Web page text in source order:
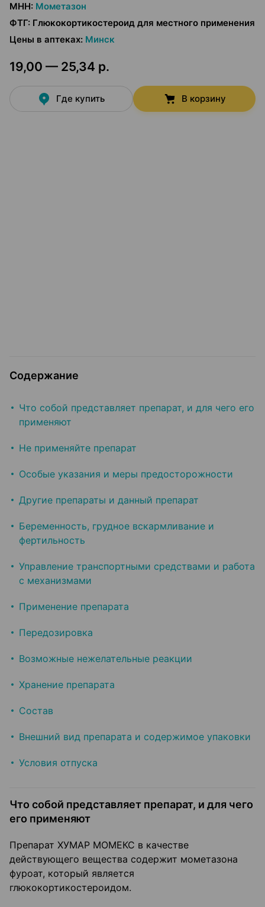
МНН: Мометазон
ФТГ: Глюкокортикостероид для местного применения
Цены в аптеках: Минск
19,00 — 25,34 р.
Где купить В корзину
Содержание
Что собой представляет препарат, и для чего его
применяют
Не применяйте препарат
Особые указания и меры предосторожности
Другие препараты и данный препарат
Беременность, грудное вскармливание и
фертильность
Управление транспортными средствами и работа
с механизмами
Применение препарата
Передозировка
Возможные нежелательные реакции
Хранение препарата
Состав
Внешний вид препарата и содержимое упаковки
Условия отпуска
Что собой представляет препарат, и для чего
его применяют
Препарат ХУМАР МОМЕКС в качестве
действующего вещества содержит мометазона
фуроат, который является
глюкокортикостероидом.